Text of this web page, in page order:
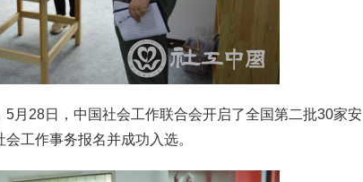
5月28日，中国社会工作联合会开启了全国第二批30家安
工作事务报名并成功入选。